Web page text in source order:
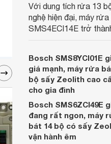
Với dung tích rửa 13
nghệ hiện đại, máy
SMS4ECI14E trở
chỉnh giảm sâu.
Bosch SMS8YCI01E
giá mạnh, máy rửa
bộ sấy Zeolith cao
cho gia đình
Bosch SMS6ZCI49E
đang rất ngon, máy
bát 14 bộ có sấy
vận hành êm